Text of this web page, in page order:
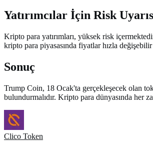
Yatırımcılar İçin Risk
Kripto para yatırımları, yüksek risk
kripto para piyasasında fiyatlar hızla
Sonuç
Trump Coin, 18 Ocak'ta gerçekleşecek olan
bulundurmalıdır. Kripto para dünyasında
Clico Token